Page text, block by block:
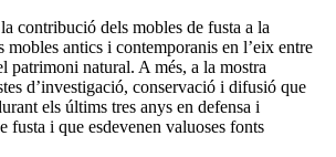
contribució dels mobles de fusta a la
mobles antics i contemporanis en l’eix entre
patrimoni natural. A més, a la mostra
d’investigació, conservació i difusió que
els últims tres anys en defensa i
fusta i que esdevenen valuoses fonts